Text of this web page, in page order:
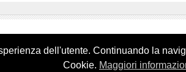
dell'utente. Continuando la
Cookie. Maggiori